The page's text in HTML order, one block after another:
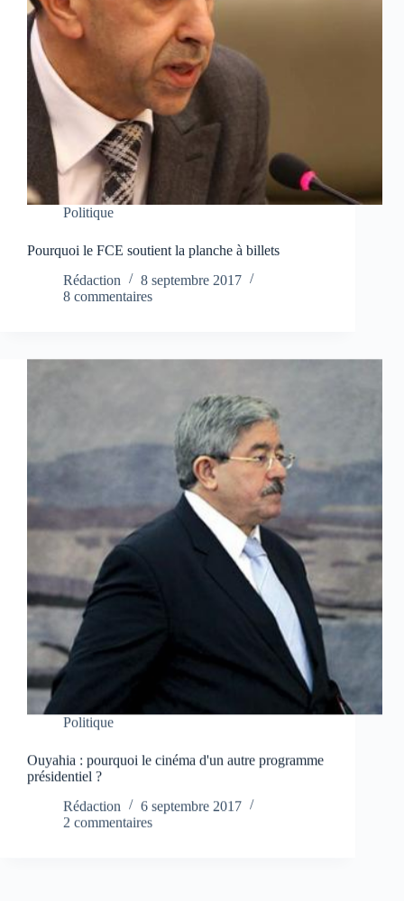
Politique
Pourquoi le FCE soutient la planche à billets
Rédaction
8 septembre 2017
8 commentaires
Politique
Ouyahia : pourquoi le cinéma d'un autre programme
présidentiel ?
Rédaction
6 septembre 2017
2 commentaires